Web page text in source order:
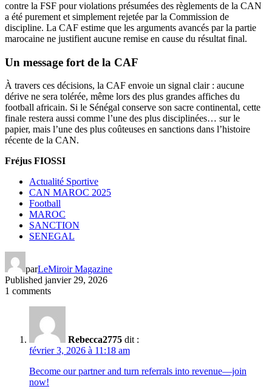
contre la FSF pour violations présumées des règlements de la CAN
a été purement et simplement rejetée par la Commission de
discipline. La CAF estime que les arguments avancés par la partie
marocaine ne justifient aucune remise en cause du résultat final.
Un message fort de la CAF
À travers ces décisions, la CAF envoie un signal clair : aucune
dérive ne sera tolérée, même lors des plus grandes affiches du
football africain. Si le Sénégal conserve son sacre continental, cette
finale restera aussi comme l’une des plus disciplinées… sur le
papier, mais l’une des plus coûteuses en sanctions dans l’histoire
récente de la CAN.
Fréjus FIOSSI
Actualité Sportive
CAN MAROC 2025
Football
MAROC
SANCTION
SENEGAL
parLeMiroir Magazine
Published janvier 29, 2026
1 comments
Rebecca2775 dit :
février 3, 2026 à 11:18 am
Become our partner and turn referrals into revenue—join
now!